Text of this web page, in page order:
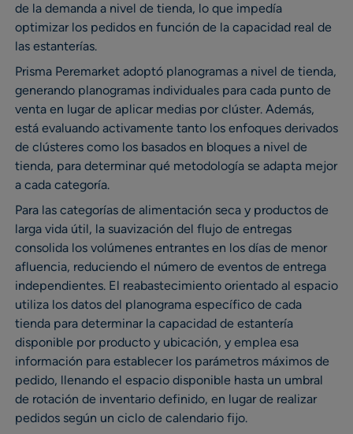
de la demanda a nivel de tienda, lo que impedía
optimizar los pedidos en función de la capacidad real de
las estanterías.
Prisma Peremarket adoptó planogramas a nivel de tienda,
generando planogramas individuales para cada punto de
venta en lugar de aplicar medias por clúster. Además,
está evaluando activamente tanto los enfoques derivados
de clústeres como los basados en bloques a nivel de
tienda, para determinar qué metodología se adapta mejor
a cada categoría.
Para las categorías de alimentación seca y productos de
larga vida útil, la suavización del flujo de entregas
consolida los volúmenes entrantes en los días de menor
afluencia, reduciendo el número de eventos de entrega
independientes. El reabastecimiento orientado al espacio
utiliza los datos del planograma específico de cada
tienda para determinar la capacidad de estantería
disponible por producto y ubicación, y emplea esa
información para establecer los parámetros máximos de
pedido, llenando el espacio disponible hasta un umbral
de rotación de inventario definido, en lugar de realizar
pedidos según un ciclo de calendario fijo.